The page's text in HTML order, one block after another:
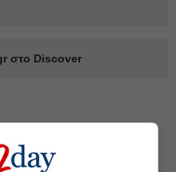
στο Discover